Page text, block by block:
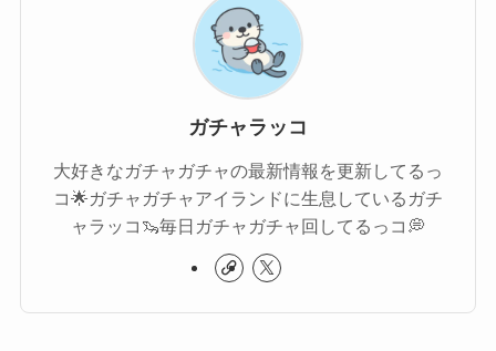
ガチャラッコ
大好きなガチャガチャの最新情報を更新してるっ
コ🌟ガチャガチャアイランドに生息しているガチ
ャラッコ🦦毎日ガチャガチャ回してるっコ💭